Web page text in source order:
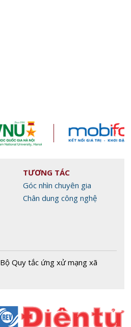
TƯƠNG TÁC
Góc nhìn chuyên gia
Chân dung công nghệ
Bộ Quy tắc ứng xử mạng xã